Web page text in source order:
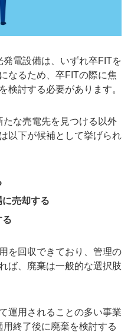
電設備は、いずれ卒FITを
なるため、卒FITの際に焦
検討する必要があります。
な売電先を見つける以外
以下が候補として挙げられ
売却する
る
を回収できており、管理の
ば、廃棄は一般的な選択肢
運用されることの多い事業
終了後に廃棄を検討する